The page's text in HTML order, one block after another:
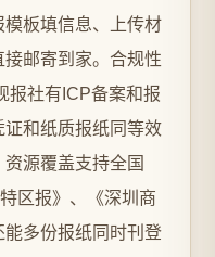
板填信息、上传材
邮寄到家。合规性
报社有ICP备案和报
和纸质报纸同等效
源覆盖支持全国
区报》、《深圳商
多份报纸同时刊登